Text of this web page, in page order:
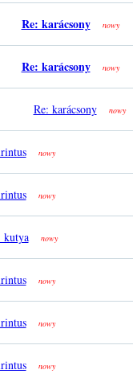
Re: karácsony nowy
Re: karácsony nowy
Re: karácsony nowy
nowy
nowy
kutya nowy
nowy
nowy
nowy